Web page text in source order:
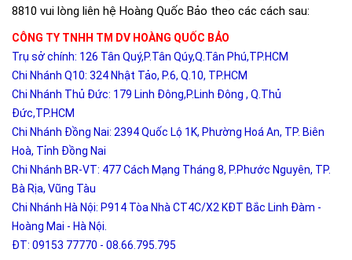
8810 vui lòng liên hệ Hoàng Quốc Bảo theo các cách sau:
CÔNG TY TNHH TM DV HOÀNG QUỐC BẢO
Trụ sở chính: 126 Tân Quý,P.Tân Qúy,Q.Tân Phú,TP.HCM
Chi Nhánh Q10: 324 Nhật Tảo, P.6, Q.10, TP.HCM
Chi Nhánh Thủ Đức: 179 Linh Đông,P.Linh Đông , Q.Thủ
Đức,TP.HCM
Chi Nhánh Đồng Nai: 2394 Quốc Lộ 1K, Phường Hoá An, TP. Biên
Hoà, Tỉnh Đồng Nai
Chi Nhánh BR-VT: 477 Cách Mạng Tháng 8, P.Phước Nguyên, TP.
Bà Rịa, Vũng Tàu
Chi Nhánh Hà Nội: P914 Tòa Nhà CT4C/X2 KĐT Bắc Linh Đàm -
Hoàng Mai - Hà Nội.
ĐT: 09153 77770 - 08.66.795.795